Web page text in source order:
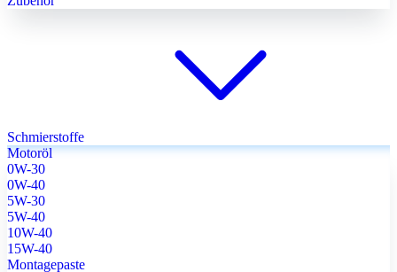
Schmierstoffe
Motoröl
0W-30
0W-40
5W-30
5W-40
10W-40
15W-40
Montagepaste